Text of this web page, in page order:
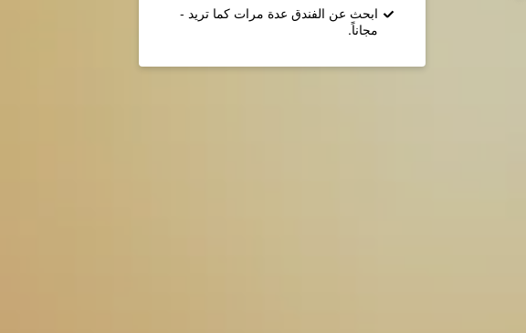
ابحث عن الفندق عدة مرات كما تريد -
مجاناً.